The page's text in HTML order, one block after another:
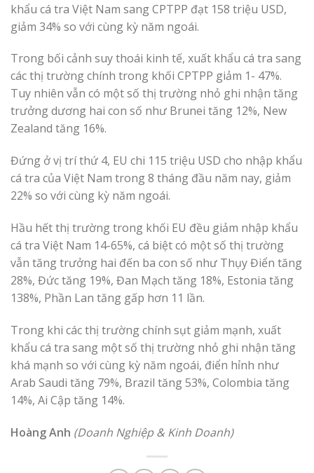
khẩu cá tra Việt Nam sang CPTPP đạt 158 triệu USD,
giảm 34% so với cùng kỳ năm ngoái.
Trong bối cảnh suy thoái kinh tế, xuất khẩu cá tra sang
các thị trường chính trong khối CPTPP giảm 1- 47%.
Tuy nhiên vẫn có một số thị trường nhỏ ghi nhận tăng
trưởng dương hai con số như Brunei tăng 12%, New
Zealand tăng 16%.
Đứng ở vị trí thứ 4, EU chi 115 triệu USD cho nhập khẩu
cá tra của Việt Nam trong 8 tháng đầu năm nay, giảm
22% so với cùng kỳ năm ngoái.
Hầu hết thị trường trong khối EU đều giảm nhập khẩu
cá tra Việt Nam 14-65%, cá biệt có một số thị trường
vẫn tăng trưởng hai đến ba con số như Thụy Điển tăng
28%, Đức tăng 19%, Đan Mạch tăng 18%, Estonia tăng
138%, Phần Lan tăng gấp hơn 11 lần.
Trong khi các thị trường chính sụt giảm mạnh, xuất
khẩu cá tra sang một số thị trường nhỏ ghi nhận tăng
khá mạnh so với cùng kỳ năm ngoái, điển hỉnh như
Arab Saudi tăng 79%, Brazil tăng 53%, Colombia tăng
14%, Ai Cập tăng 14%.
Hoàng Anh (Doanh Nghiệp & Kinh Doanh)